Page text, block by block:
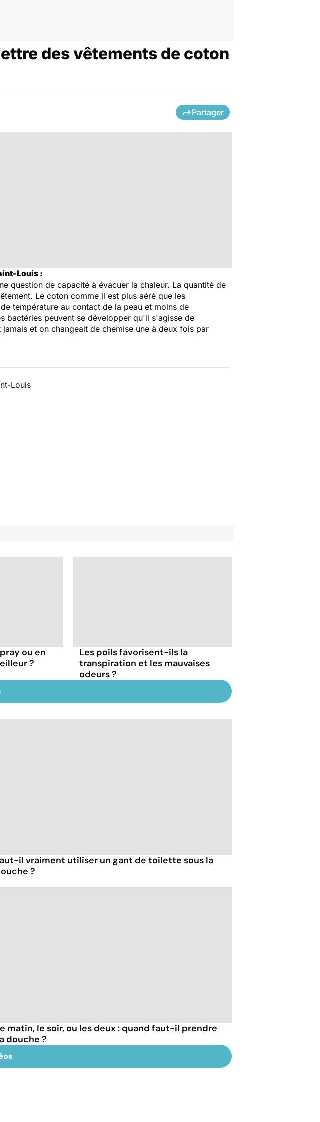
des vêtements de coton
Partager
Louis :
question de capacité à évacuer la chaleur. La quantité de
Le coton comme il est plus aéré que les
température au contact de la peau et moins de
bactéries peuvent se développer qu'il s'agisse de
et on changeait de chemise une à deux fois par
Louis
ou en
?
Les poils favorisent-ils la
transpiration et les mauvaises
odeurs ?
il vraiment utiliser un gant de toilette sous la
?
matin, le soir, ou les deux : quand faut-il prendre
douche ?